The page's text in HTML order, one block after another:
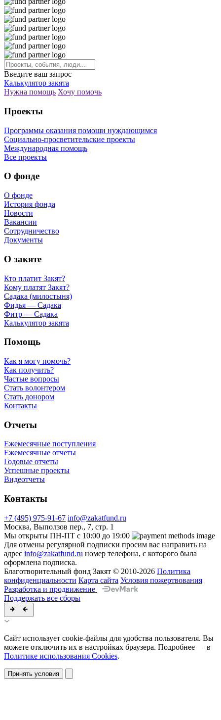
Введите ваш запрос
Калькулятор закята
Нужна помощь Хочу помочь
Проекты
Программы оказания помощи нуждающимся
Социально-просветительские проекты
Международная помощь
Все проекты
О фонде
О фонде
История фонда
Новости
Вакансии
Сотрудничество
Документы
О закяте
Кто платит Закят?
Кому платят Закят?
Садака (милостыня)
Фидья — Садака
Фитр — Садака
Калькулятор закята
Помощь
Как я могу помочь?
Как получить?
Частые вопросы
Стать волонтером
Стать донором
Контакты
Отчеты
Ежемесячные поступления
Ежемесячные отчеты
Годовые отчеты
Успешные проекты
Видеотчеты
Контакты
+7 (495) 975-91-67 info@zakatfund.ru
Москва, Выползов пер., 7, стр. 1
Мы открыты ПН-ПТ с 10:00 до 19:00
Для отмены регулярной подписки просим вас направить на
адрес info@zakatfund.ru номер телефона, с которого была
оформлена подписка.
Благотворительный фонд Закят © 2010-2026 Политика
конфиденциальности Карта сайта Условия пожертвования
Разработка и продвижение
Поддержать все сборы
Сайт использует cookie-файлы для удобства пользователя. Вы
можете отключить их в настройках браузера. Подробнее — в
Политике использования Cookies.
Принять условия